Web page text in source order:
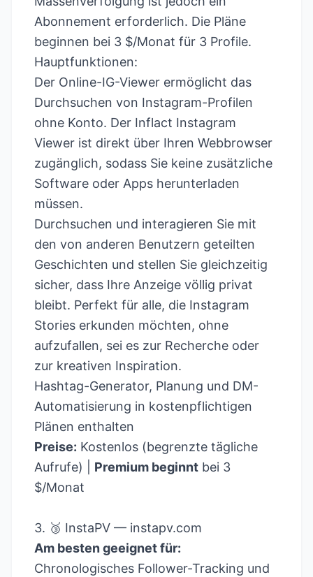
Abonnement erforderlich. Die Pläne
beginnen bei 3 $/Monat für 3 Profile.
Hauptfunktionen:
Der Online-IG-Viewer ermöglicht das
Durchsuchen von Instagram-Profilen
ohne Konto. Der Inflact Instagram
Viewer ist direkt über Ihren Webbrowser
zugänglich, sodass Sie keine zusätzliche
Software oder Apps herunterladen
müssen.
Durchsuchen und interagieren Sie mit
den von anderen Benutzern geteilten
Geschichten und stellen Sie gleichzeitig
sicher, dass Ihre Anzeige völlig privat
bleibt. Perfekt für alle, die Instagram
Stories erkunden möchten, ohne
aufzufallen, sei es zur Recherche oder
zur kreativen Inspiration.
Hashtag-Generator, Planung und DM-
Automatisierung in kostenpflichtigen
Plänen enthalten
Preise: Kostenlos (begrenzte tägliche
Aufrufe) | Premium beginnt bei 3
$/Monat
3. 🥉 InstaPV — instapv.com
Am besten geeignet für:
Chronologisches Follower-Tracking und